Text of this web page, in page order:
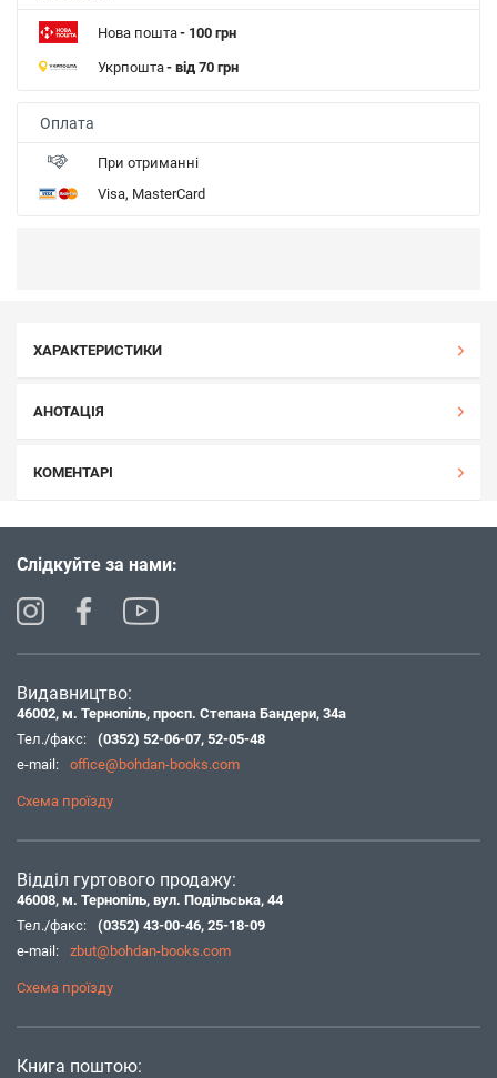
Нова пошта- 100 грн
Укрпошта- від 70 грн
Оплата
При отриманні
Visa, MasterCard
ХАРАКТЕРИСТИКИ
АНОТАЦІЯ
КОМЕНТАРІ
Слідкуйте за нами:
Видавництво:
46002, м. Тернопіль, просп. Степана Бандери, 34а
Тел./факс:
(0352) 52-06-07, 52-05-48
e-mail:
office@bohdan-books.com
Схема проїзду
Відділ гуртового продажу:
46008, м. Тернопіль, вул. Подільська, 44
Тел./факс:
(0352) 43-00-46, 25-18-09
e-mail:
zbut@bohdan-books.com
Схема проїзду
Книга поштою: